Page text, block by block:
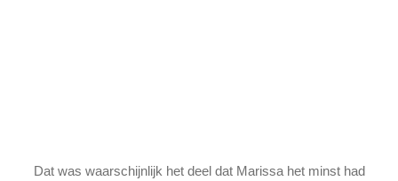
Dat was waarschijnlijk het deel dat Marissa het minst had